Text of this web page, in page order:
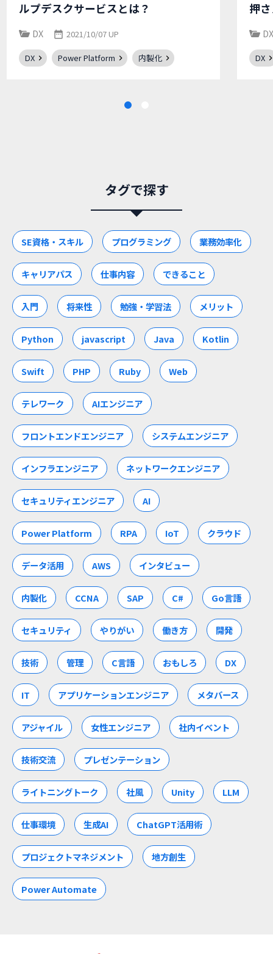
ルプデスクサービスとは？
DX 2021/10/07 UP
DX Power Platform 内製化
押
DX
タグで探す
SE資格・スキル プログラミング 業務効率化
キャリアパス 仕事内容 できること
入門 将来性 勉強・学習法 メリット
Python javascript Java Kotlin
Swift PHP Ruby Web
テレワーク AIエンジニア
フロントエンドエンジニア システムエンジニア
インフラエンジニア ネットワークエンジニア
セキュリティエンジニア AI
Power Platform RPA IoT クラウド
データ活用 AWS インタビュー
内製化 CCNA SAP C# Go言語
セキュリティ やりがい 働き方 開発
技術 管理 C言語 おもしろ DX
IT アプリケーションエンジニア メタバース
アジャイル 女性エンジニア 社内イベント
技術交流 プレゼンテーション
ライトニングトーク 社風 Unity LLM
仕事環境 生成AI ChatGPT活用術
プロジェクトマネジメント 地方創生
Power Automate